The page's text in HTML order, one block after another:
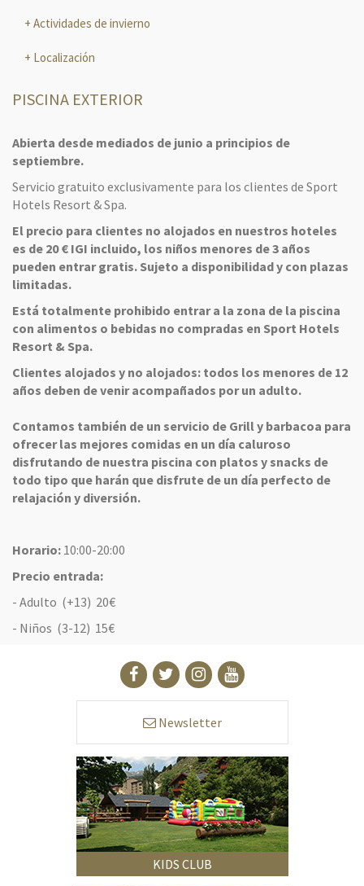
Actividades de invierno
Localización
PISCINA EXTERIOR
Abierta desde mediados de junio a principios de
septiembre.
Servicio gratuito exclusivamente para los clientes de Sport
Hotels Resort & Spa.
El precio para clientes no alojados en nuestros hoteles
es de 20 € IGI incluido, los niños menores de 3 años
pueden entrar gratis. Sujeto a disponibilidad y con plazas
limitadas.
Está totalmente prohibido entrar a la zona de la piscina
con alimentos o bebidas no compradas en Sport Hotels
Resort & Spa.
Clientes alojados y no alojados: todos los menores de 12
años deben de venir acompañados por un adulto.
Contamos también de un servicio de Grill y barbacoa para
ofrecer las mejores comidas en un día caluroso
disfrutando de nuestra piscina con platos y snacks de
todo tipo que harán que disfrute de un día perfecto de
relajación y diversión.
Horario: 10:00-20:00
Precio entrada:
- Adulto (+13) 20€
- Niños (3-12) 15€
Newsletter
KIDS CLUB